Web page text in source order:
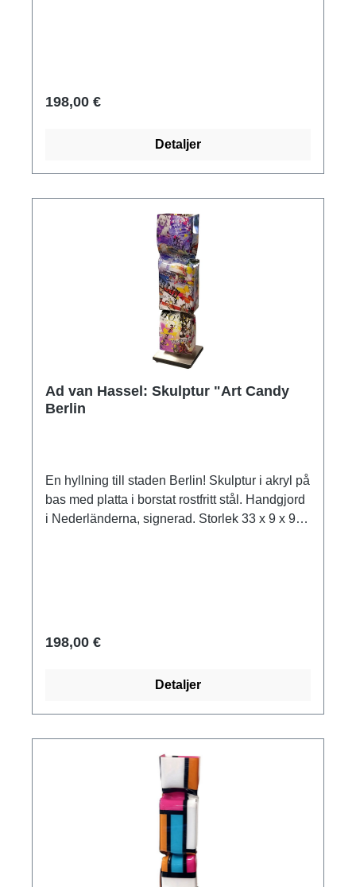
198,00 €
Detaljer
Ad van Hassel: Skulptur "Art Candy
Berlin
En hyllning till staden Berlin! Skulptur i akryl på
bas med platta i borstat rostfritt stål. Handgjord
i Nederländerna, signerad. Storlek 33 x 9 x 9
198,00 €
Detaljer